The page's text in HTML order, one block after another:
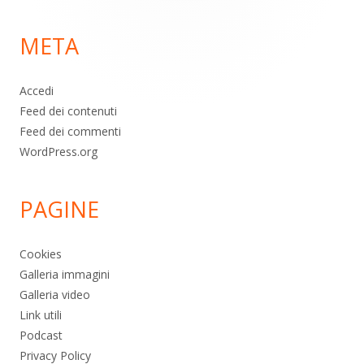
pagina
META
Accedi
Feed dei contenuti
Feed dei commenti
WordPress.org
PAGINE
Cookies
Galleria immagini
Galleria video
Link utili
Podcast
Privacy Policy